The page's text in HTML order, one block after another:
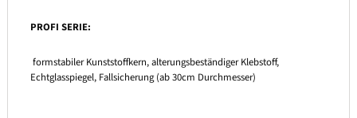
PROFI SERIE:
formstabiler Kunststoffkern, alterungsbeständiger Klebstoff,
Echtglasspiegel, Fallsicherung (ab 30cm Durchmesser)